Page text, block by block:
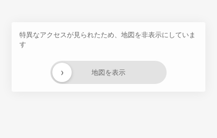
特異なアクセスが見られたため、地図を非表示にしていま
す
地図を表示
›